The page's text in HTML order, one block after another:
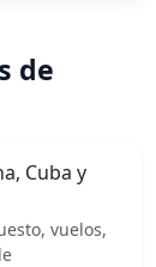
de
Cuba y
vuelos,